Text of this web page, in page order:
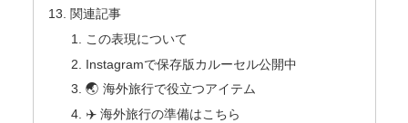
関連記事
この表現について
Instagramで保存版カルーセル公開中
🌏 海外旅行で役立つアイテム
✈️ 海外旅行の準備はこちら